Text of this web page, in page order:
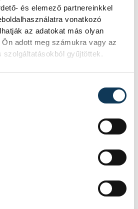
és elemező partnereinkkel
vonatkozó
az adatokat más olyan
adott meg számukra vagy az
szolgáltatásokból gyűjtöttek.